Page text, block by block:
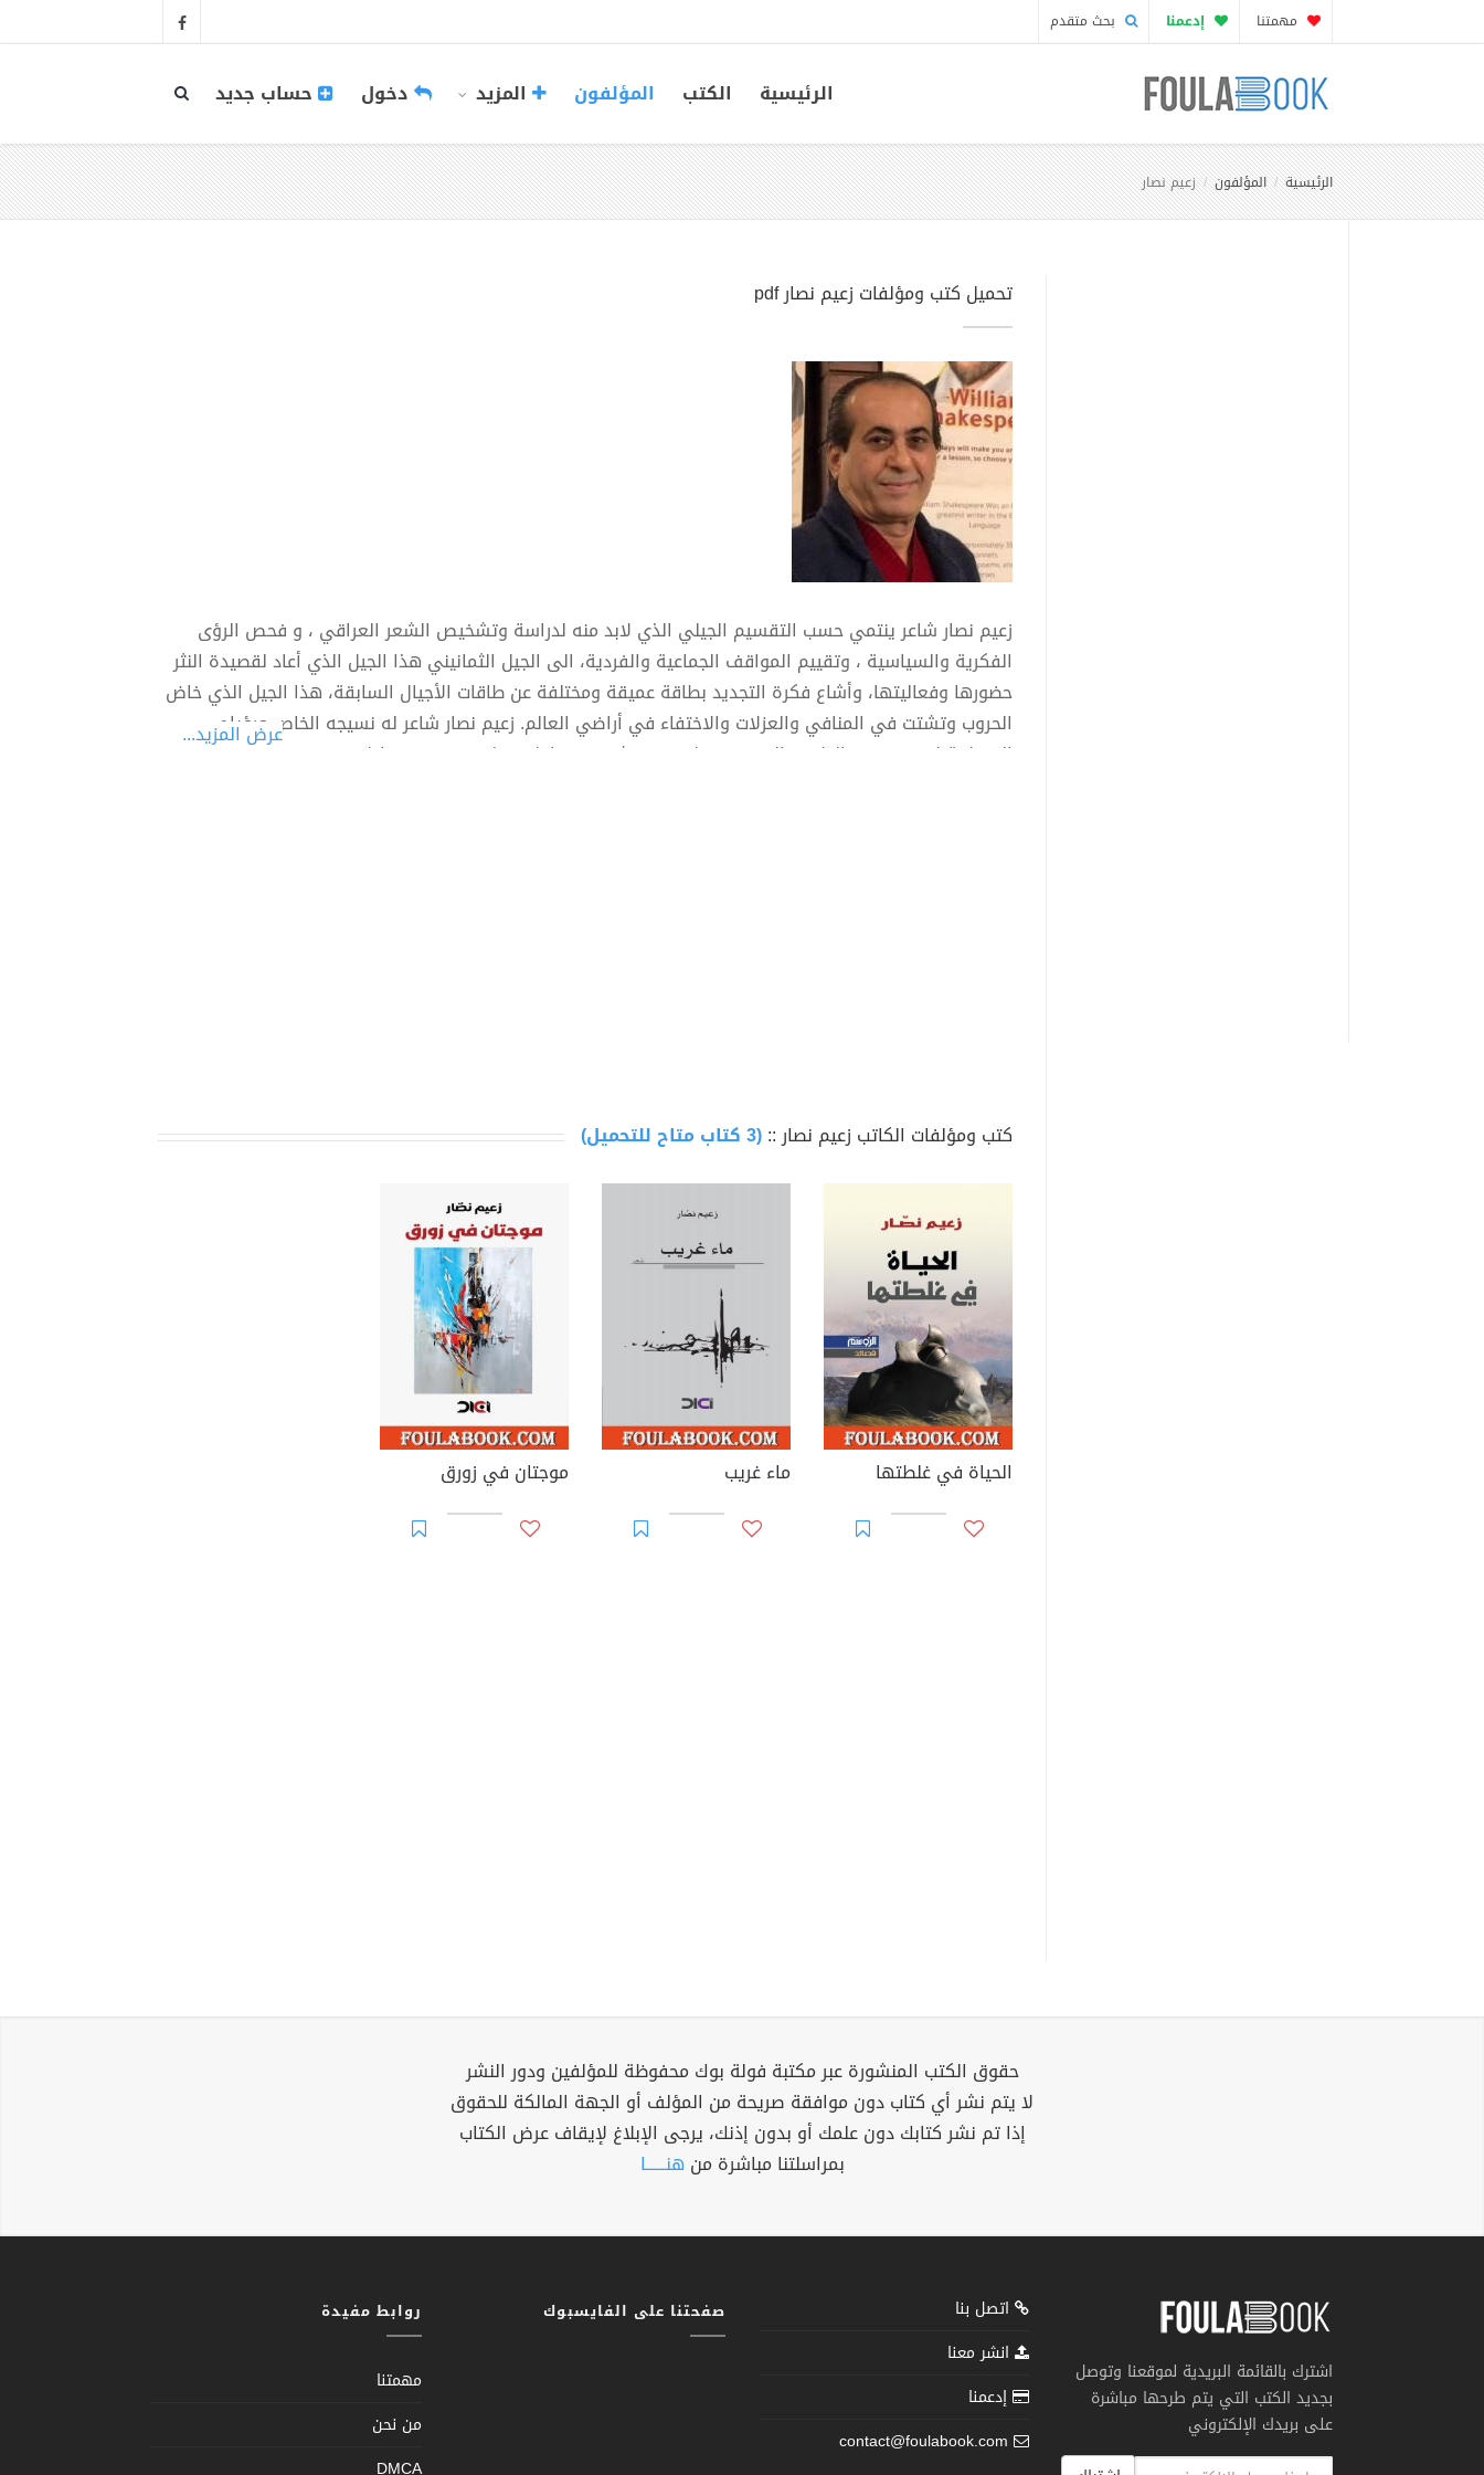
مهمتنا إدعمنا بحث متقدم
الرئيسية الكتب المؤلفون المزيد دخول حساب جديد
الرئيسية المؤلفون زعيم نصار
تحميل كتب ومؤلفات زعيم نصار pdf
زعيم نصار شاعر ينتمي حسب التقسيم الجيلي الذي لابد منه لدراسة وتشخيص الشعر العراقي ، و فحص الرؤى
الفكرية والسياسية ، وتقييم المواقف الجماعية والفردية، الى الجيل الثمانيني هذا الجيل الذي أعاد لقصيدة النثر
حضورها وفعاليتها، وأشاع فكرة التجديد بطاقة عميقة ومختلفة عن طاقات الأجيال السابقة، هذا الجيل الذي خاض
الحروب وتشتت في المنافي والعزلات والاختفاء في أراضي العالم. زعيم نصار شاعر له نسيجه الخاص ورؤياه
المختلفة لا يستهويه الظهور السريع يعمل بصمت شديد من اجل تهذيب قصيدته، واظنه يعيد قصيدته مرات
عرض المزيد...
كتب ومؤلفات الكاتب زعيم نصار ::(3 كتاب متاح للتحميل)
الحياة في غلطتها ماء غريب موجتان في زورق
حقوق الكتب المنشورة عبر مكتبة فولة بوك محفوظة للمؤلفين ودور النشر
لا يتم نشر أي كتاب دون موافقة صريحة من المؤلف أو الجهة المالكة للحقوق
إذا تم نشر كتابك دون علمك أو بدون إذنك، يرجى الإبلاغ لإيقاف عرض الكتاب
بمراسلتنا مباشرة من هنــــــا
اشترك بالقائمة البريدية لموقعنا وتوصل
بجديد الكتب التي يتم طرحها مباشرة
على بريدك الإلكتروني
اتصل بنا
انشر معنا
إدعمنا
contact@foulabook.com
صفحتنا على الفايسبوك روابط مفيدة
مهمتنا
من نحن
DMCA